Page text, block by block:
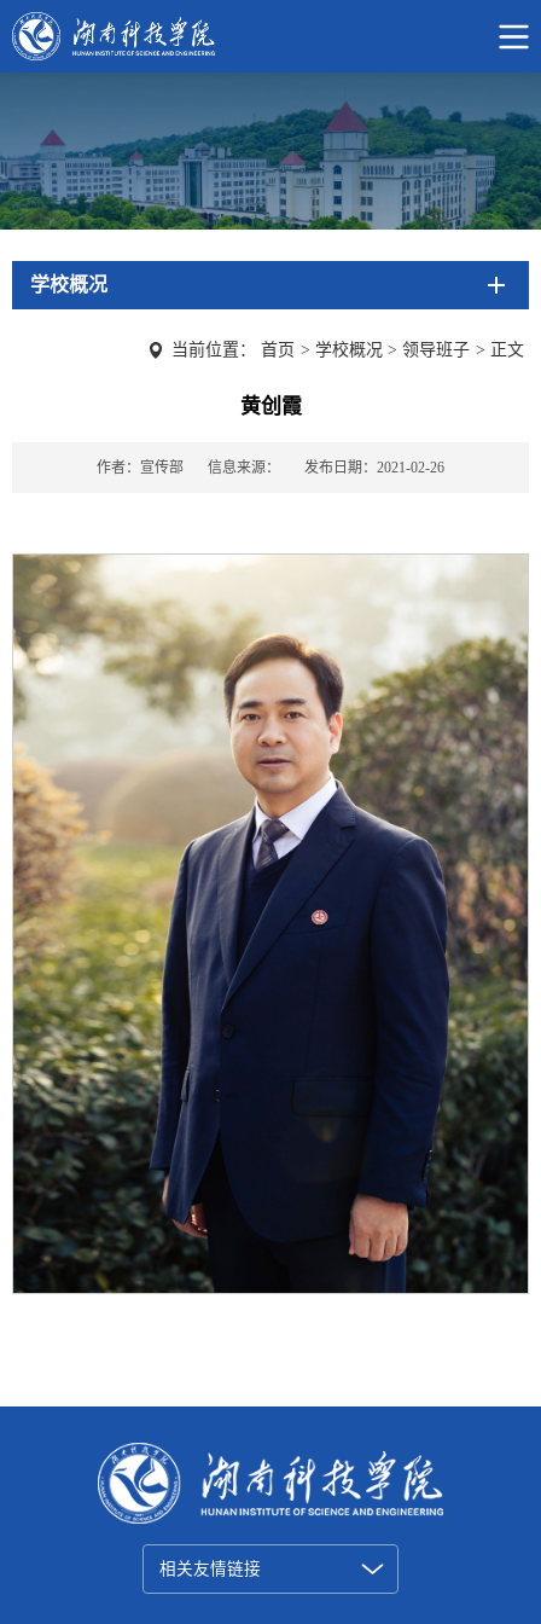
学校概况
当前位置： 首页 > 学校概况 > 领导班子 > 正文
黄创霞
作者：宣传部 信息来源： 发布日期：2021-02-26
相关友情链接